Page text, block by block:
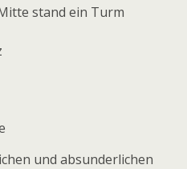
stand ein Turm
und absunderlichen